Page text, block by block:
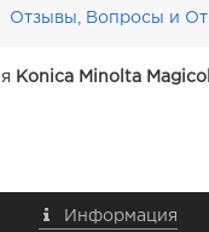
Отзывы, Вопросы и
Konica Minolta
Информация